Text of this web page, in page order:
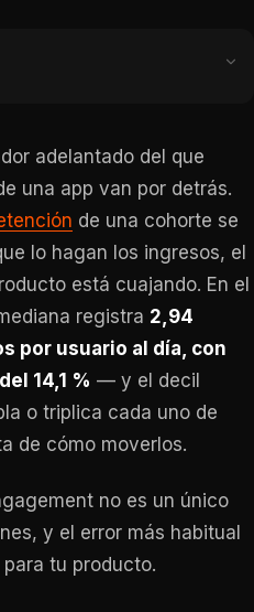
adelantado del que
una app van por detrás.
de una cohorte se
lo hagan los ingresos, el
está cuajando. En el
registra 2,94
por usuario al día, con
del 14,1 % — y el decil
o triplica cada uno de
de cómo moverlos.
no es un único
y el error más habitual
tu producto.